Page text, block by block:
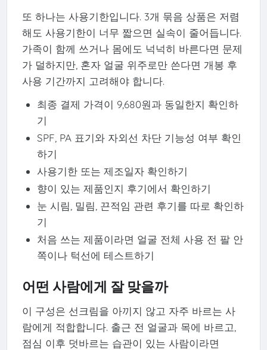
또 하나는 사용기한입니다. 3개 묶음 상품은 저렴
해도 사용기한이 너무 짧으면 실속이 줄어듭니다.
가족이 함께 쓰거나 몸에도 넉넉히 바른다면 문제
가 덜하지만, 혼자 얼굴 위주로만 쓴다면 개봉 후
사용 기간까지 고려해야 합니다.
최종 결제 가격이 9,680원과 동일한지 확인하
기
SPF, PA 표기와 자외선 차단 기능성 여부 확인
하기
사용기한 또는 제조일자 확인하기
향이 있는 제품인지 후기에서 확인하기
눈 시림, 밀림, 끈적임 관련 후기를 따로 확인하
기
처음 쓰는 제품이라면 얼굴 전체 사용 전 팔 안
쪽이나 턱선에 테스트하기
어떤 사람에게 잘 맞을까
이 구성은 선크림을 아끼지 않고 자주 바르는 사
람에게 적합합니다. 출근 전 얼굴과 목에 바르고,
점심 이후 덧바르는 습관이 있는 사람이라면